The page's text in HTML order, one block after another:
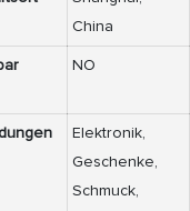
China
NO
Elektronik,
Geschenke,
Schmuck,